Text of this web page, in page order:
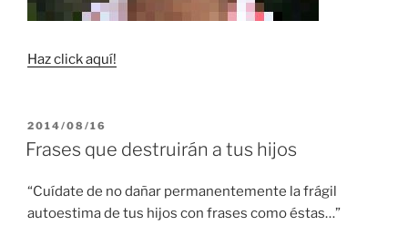
Haz click aquí!
PUBLICADO
EL
2014/08/16
Frases que destruirán a tus hijos
“Cuídate de no dañar permanentemente la frágil
autoestima de tus hijos con frases como éstas…”